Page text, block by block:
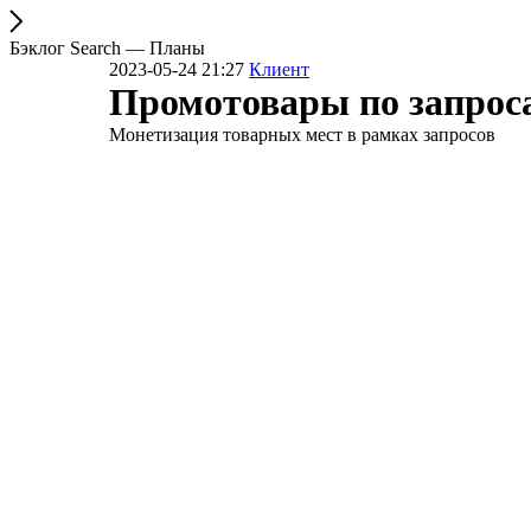
Бэклог Search — Планы
2023-05-24 21:27 Клиент
Промотовары по
Монетизация товарных мест в рамках запросов